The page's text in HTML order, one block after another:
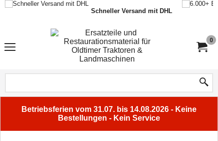
Schneller Versand mit DHL
0
Betriebsferien vom 31.07. bis 14.08.2026 - Keine
Bestellungen - Kein Service